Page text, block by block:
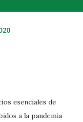
esenciales de
a la pandemia